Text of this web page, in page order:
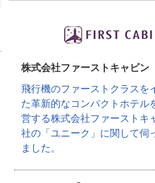
株式会社ファーストキャビン
飛行機のファーストクラスを
た革新的なコンパクトホテル
営する株式会社ファーストキ
社の「ユニーク」に関して伺
ました。